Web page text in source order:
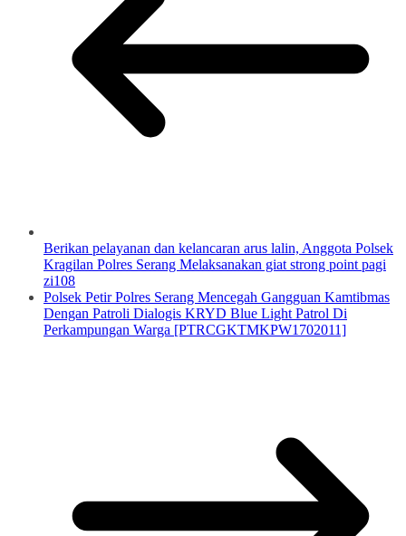
Berikan pelayanan dan kelancaran arus lalin, Anggota Polsek
Kragilan Polres Serang Melaksanakan giat strong point pagi
zi108
Polsek Petir Polres Serang Mencegah Gangguan Kamtibmas
Dengan Patroli Dialogis KRYD Blue Light Patrol Di
Perkampungan Warga [PTRCGKTMKPW1702011]